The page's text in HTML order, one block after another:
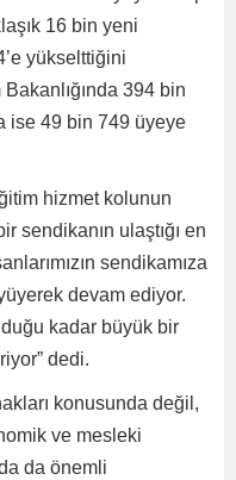
16 bin yeni
yükselttiğini
394 bin
ise 49 bin 749 üyeye
hizmet kolunun
sendikanın ulaştığı en
sendikamıza
devam ediyor.
kadar büyük bir
dedi.
konusunda değil,
ve mesleki
da önemli